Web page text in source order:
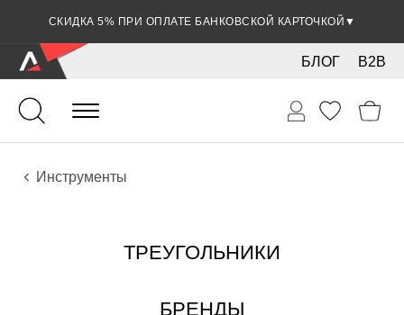
СКИДКА 5% ПРИ ОПЛАТЕ БАНКОВСКОЙ КАРТОЧКОЙ ▼
B2B
БЛОГ
Ударные
Перкуссия
Инструменты
ТРЕУГОЛЬНИКИ
БРЕНДЫ